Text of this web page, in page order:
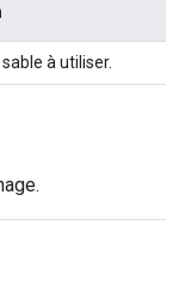
à utiliser.